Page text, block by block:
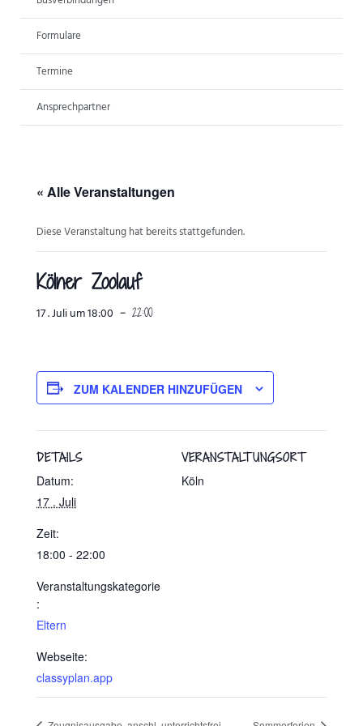
ANSPRECHPARTNER
Formulare
Termine
Ansprechpartner
« Alle Veranstaltungen
Diese Veranstaltung hat bereits stattgefunden.
Kölner Zoolauf
17 . Juli um 18:00 - 22:00
ZUM KALENDER HINZUFÜGEN
DETAILS
Datum:
17 . Juli
Zeit:
18:00 - 22:00
Veranstaltungskategorie
:
Eltern
Webseite:
classyplan.app
VERANSTALTUNGSORT
Köln